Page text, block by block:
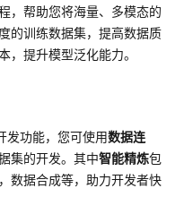
，帮助您将海量、多模态的
的训练数据集，提高数据质
，提升模型泛化能力。
发功能，您可使用数据连
集的开发。其中智能精炼包
数据合成等，助力开发者快